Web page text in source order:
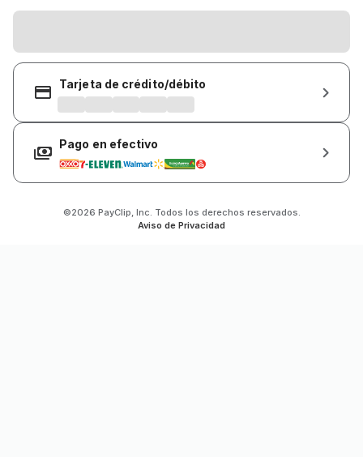
Tarjeta de crédito/débito
Pago en efectivo
©2026 PayClip, Inc. Todos los derechos reservados.
Aviso de Privacidad